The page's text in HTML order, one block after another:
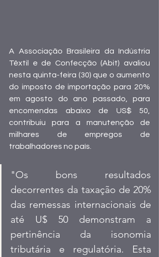
A Associação Brasileira da Indústria
Têxtil e de Confecção (Abit) avaliou
nesta quinta-feira (30) que o aumento
do imposto de importação para 20%
em agosto do ano passado, para
encomendas abaixo de US$ 50,
contribuiu para a manutenção de
milhares de empregos de
trabalhadores no país.
"Os bons resultados
decorrentes da taxação de 20%
das remessas internacionais de
até U$ 50 demonstram a
pertinência da isonomia
tributária e regulatória. Esta